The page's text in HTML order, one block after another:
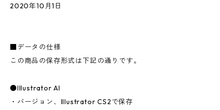
2020年10月1日
■データの仕様
この商品の保存形式は下記の通りです。
●Illustrator AI
・バージョン、Illustrator CS2で保存